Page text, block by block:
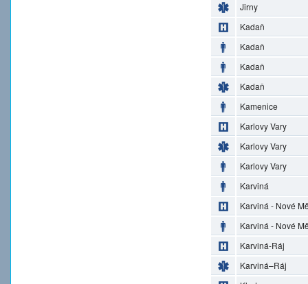
Jirny
Kadaň
Kadaň
Kadaň
Kadaň
Kamenice
Karlovy Vary
Karlovy Vary
Karlovy Vary
Karviná
Karviná - Nové
Karviná - Nové
Karviná-Ráj
Karviná–Ráj